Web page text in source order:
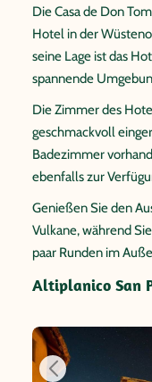
Die Casa de Don
Hotel in der
seine Lage ist das
spannende
Die Zimmer des
geschmackvoll
Badezimmer
ebenfalls zur
Genießen Sie den
Vulkane, während
paar Runden im
Altiplanico San